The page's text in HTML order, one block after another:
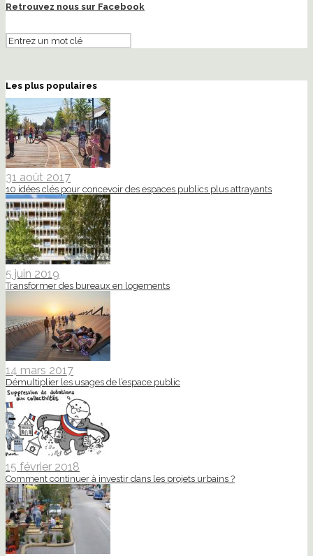
Retrouvez nous sur Facebook
Les plus populaires
31 août 2017
10 idées clés pour concevoir des espaces publics plus attrayants
5 juin 2019
Transformer des bureaux en logements
14 mars 2017
Démultiplier les usages de l’espace public
15 février 2018
Comment continuer à investir dans les projets urbains ?